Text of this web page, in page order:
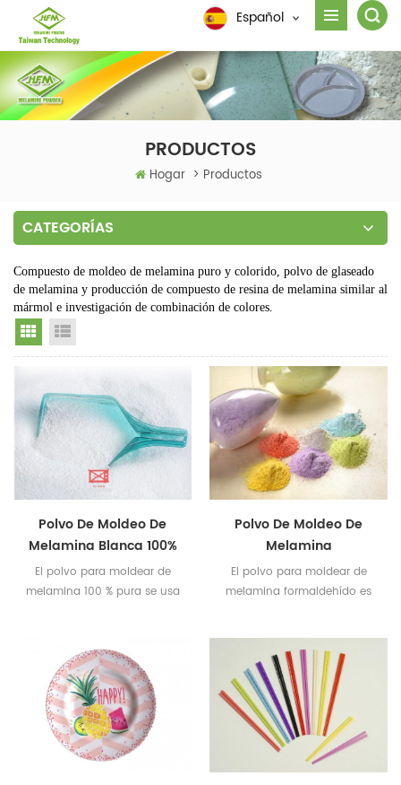
Español
PRODUCTOS
Hogar > Productos
CATEGORÍAS
Compuesto de moldeo de melamina puro y colorido, polvo de glaseado
de melamina y producción de compuesto de resina de melamina similar al
mármol e investigación de combinación de colores.
Grid View
Polvo De Moldeo De
Melamina Blanca 100%
Pura
El polvo para moldear de
melamina 100 % pura se usa
melamina .
Polvo De Moldeo De
Melamina
Formaldehído
El polvo para moldear de
melamina formaldehído es
son los favoritos de los
clientes.